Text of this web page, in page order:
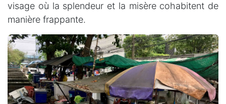
visage où la splendeur et la misère cohabitent de
manière frappante.